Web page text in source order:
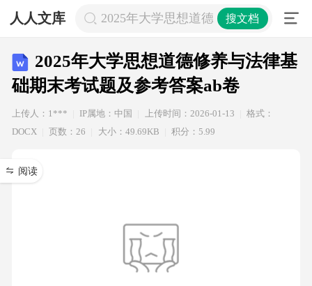
人人文库 2025年大学思想道德修养与法律基础
搜文档
2025年大学思想道德修养与法律基
础期末考试题及参考答案ab卷
上传人：1*** IP属地：中国 上传时间：2026-01-13
格式：
DOCX
页数：26 大小：49.69KB 积分：5.99
阅读